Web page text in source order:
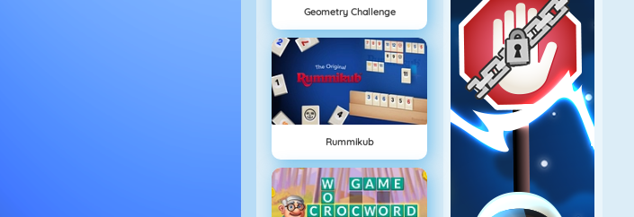
Geometry Challenge
Rummikub